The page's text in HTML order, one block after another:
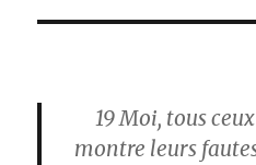
19Moi, tous
montre leurs